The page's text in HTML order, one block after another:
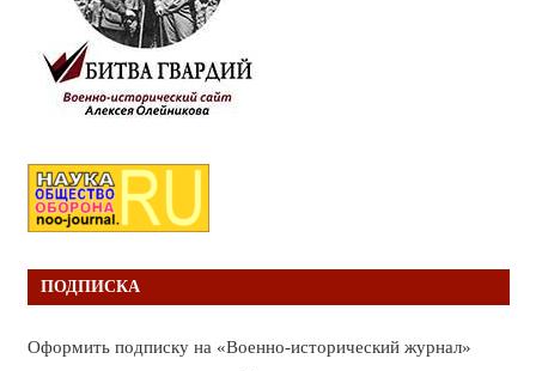
ПОДПИСКА
Оформить подписку на «Военно-исторический журнал»